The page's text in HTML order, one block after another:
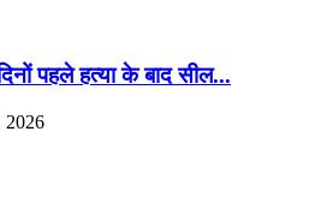
पहले हत्या के बाद सील...
2026